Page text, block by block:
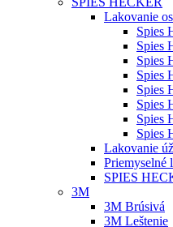
Lakovanie
Spies
Spies
Spies
Spies
Spies
Spies
Spies
Spies
Lakovanie
Priemyselné
SPIES
3M
3M Brúsivá
3M Leštenie